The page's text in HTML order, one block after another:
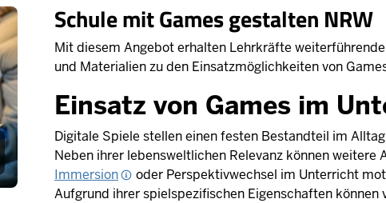
Schule mit Games gestalten NRW
Mit diesem Angebot erhalten Lehrkräfte
und Materialien zu den Einsatzmöglichkeiten von
Einsatz von Games im
Digitale Spiele stellen einen festen Bestandteil im
Neben ihrer lebensweltlichen Relevanz können
Immersion
oder Perspektivwechsel im Unterricht
Aufgrund ihrer spielspezifischen Eigenschaften können